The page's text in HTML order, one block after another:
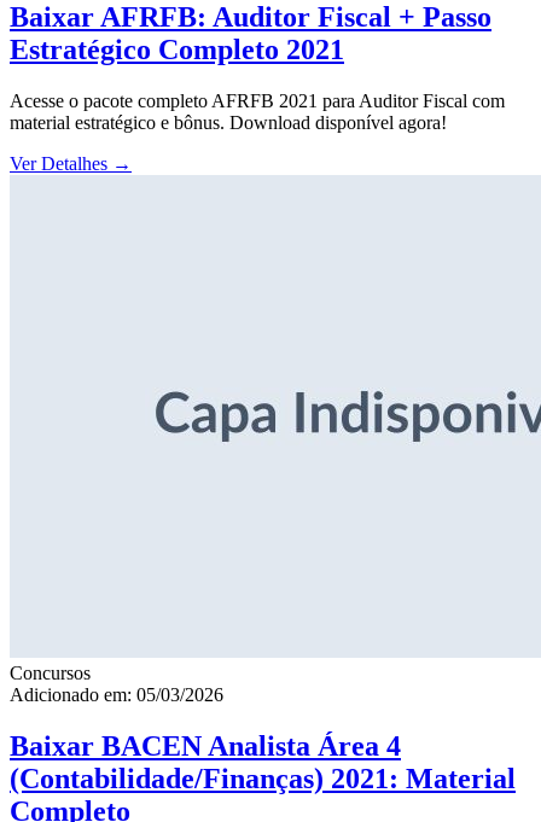
Baixar AFRFB: Auditor Fiscal + Passo
Estratégico Completo 2021
Acesse o pacote completo AFRFB 2021 para Auditor Fiscal com
material estratégico e bônus. Download disponível agora!
Ver Detalhes →
Concursos
Adicionado em: 05/03/2026
Baixar BACEN Analista Área 4
(Contabilidade/Finanças) 2021: Material
Completo